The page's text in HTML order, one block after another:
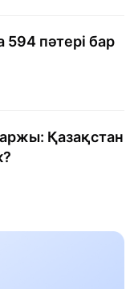
пәтері бар
Қазақстан